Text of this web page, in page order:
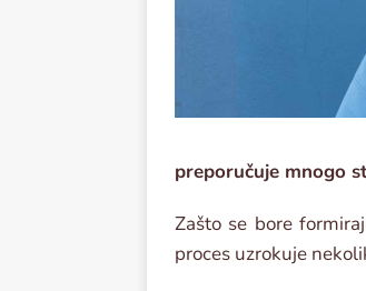
preporučuje mnogo
Zašto se bore
proces uzrokuje